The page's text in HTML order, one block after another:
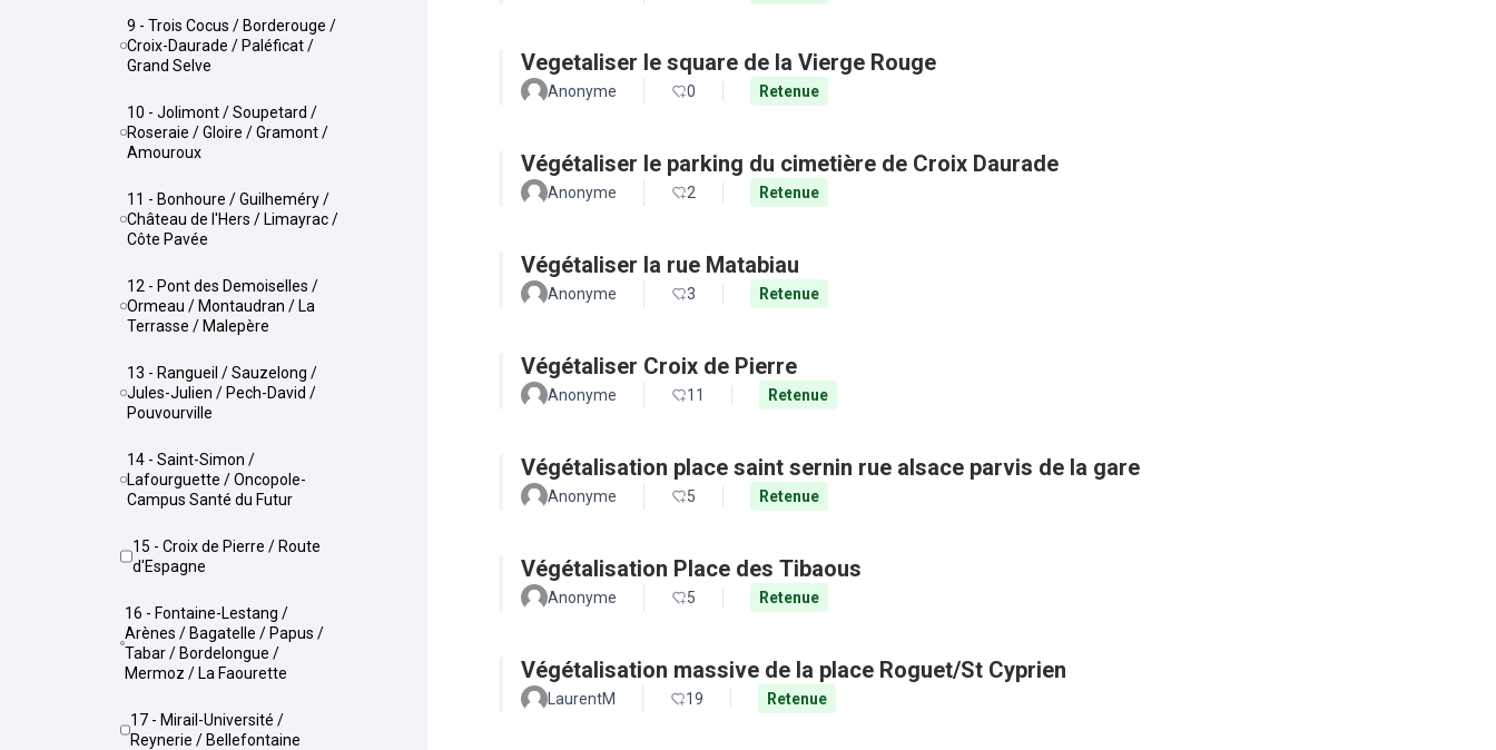
9 - Trois Cocus / Borderouge /
Croix-Daurade / Paléficat /
Grand Selve
10 - Jolimont / Soupetard /
Roseraie / Gloire / Gramont /
Amouroux
11 - Bonhoure / Guilheméry /
Château de l'Hers / Limayrac /
Côte Pavée
12 - Pont des Demoiselles /
Ormeau / Montaudran / La
Terrasse / Malepère
13 - Rangueil / Sauzelong /
Jules-Julien / Pech-David /
Pouvourville
14 - Saint-Simon /
Lafourguette / Oncopole-
Campus Santé du Futur
15 - Croix de Pierre / Route
d'Espagne
16 - Fontaine-Lestang /
Arènes / Bagatelle / Papus /
Tabar / Bordelongue /
Mermoz / La Faourette
17 - Mirail-Université /
Reynerie / Bellefontaine
Vegetaliser le square de la Vierge Rouge
Anonyme 0 Retenue
Végétaliser le parking du cimetière de Croix Daurade
Anonyme 2 Retenue
Végétaliser la rue Matabiau
Anonyme 3 Retenue
Végétaliser Croix de Pierre
Anonyme 11 Retenue
Végétalisation place saint sernin rue alsace parvis de la gare
Anonyme 5 Retenue
Végétalisation Place des Tibaous
Anonyme 5 Retenue
Végétalisation massive de la place Roguet/St Cyprien
LaurentM 19 Retenue